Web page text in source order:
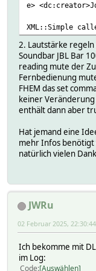
e>
XML::Simple
2. Lautstärke
Soundbar JBL Bar
reading mute der
Fernbedienung
FHEM das set
keiner
enthält dann aber
Hat jemand eine
mehr Infos benötigt
natürlich vielen
JWRu
02 Februar 2025, 22:30:44
Ich bekomme mit
im Log:
Code Auswählen